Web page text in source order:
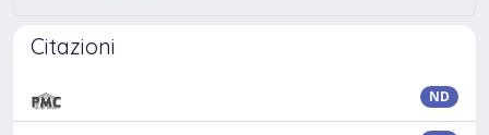
Citazioni
ND